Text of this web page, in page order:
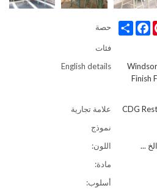
حصة Share
Facebook
فئات
English details
Finish
علامة تجارية
CDG
نموذج
اللون:
...
مادة:
أسلوب: